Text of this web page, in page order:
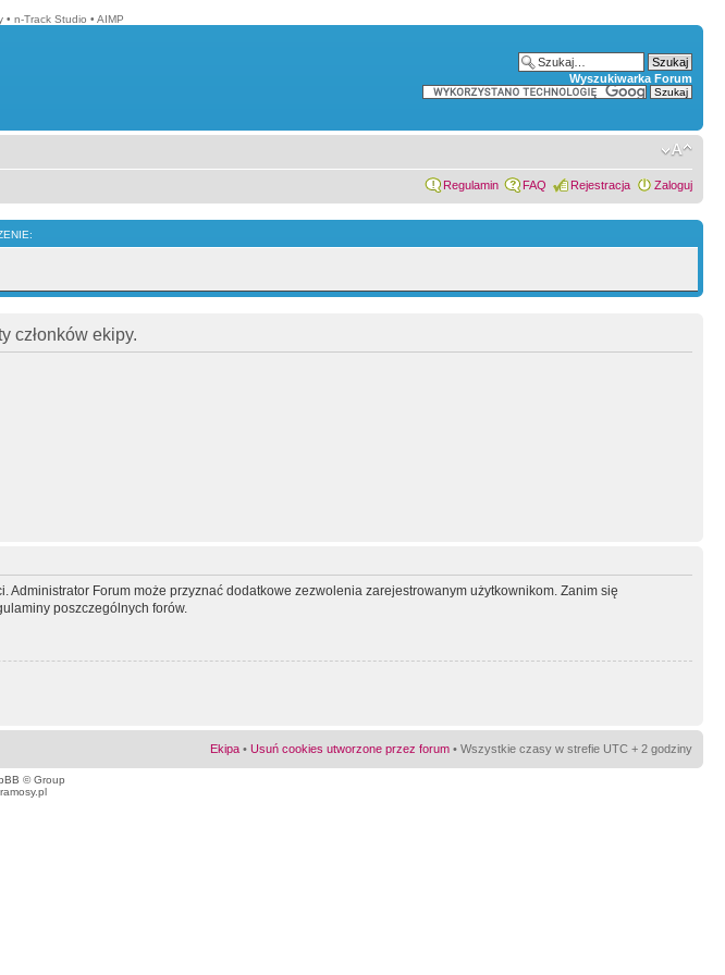
• n-Track Studio • AIMP
Wyszukiwarka Forum
Regulamin FAQ Rejestracja Zaloguj
członków ekipy.
Forum może przyznać dodatkowe zezwolenia zarejestrowanym użytkownikom. Zanim się
poszczególnych forów.
Ekipa • Usuń cookies utworzone przez forum • Wszystkie czasy w strefie UTC + 2 godziny
© Group